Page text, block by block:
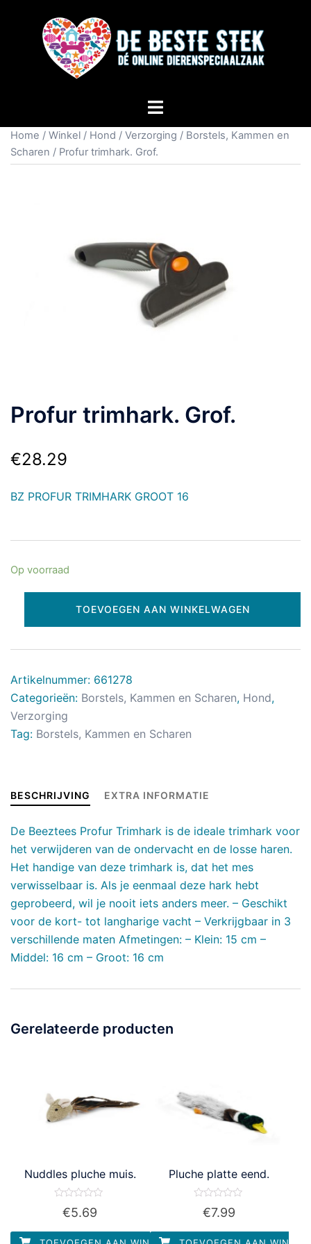
Home / Winkel / Hond / Verzorging / Borstels, Kammen en
Scharen / Profur trimhark. Grof.
Profur trimhark. Grof.
€28.29
BZ PROFUR TRIMHARK GROOT 16
Op voorraad
TOEVOEGEN AAN WINKELWAGEN
Artikelnummer: 661278
Categorieën: Borstels, Kammen en Scharen, Hond,
Verzorging
Tag: Borstels, Kammen en Scharen
BESCHRIJVING EXTRA INFORMATIE
De Beeztees Profur Trimhark is de ideale trimhark voor
het verwijderen van de ondervacht en de losse haren.
Het handige van deze trimhark is, dat het mes
verwisselbaar is. Als je eenmaal deze hark hebt
geprobeerd, wil je nooit iets anders meer. – Geschikt
voor de kort- tot langharige vacht – Verkrijgbaar in 3
verschillende maten Afmetingen: – Klein: 15 cm –
Middel: 16 cm – Groot: 16 cm
Gerelateerde producten
Nuddles pluche muis.
Waardering
5
€5.69
Pluche platte eend.
Waardering
5
€7.99